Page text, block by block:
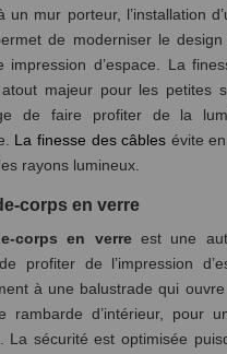
un mur porteur, l’installation
de moderniser le design
impression d’espace. La
majeur pour les petites
de faire profiter de la
La finesse des câbles évite
rayons lumineux.
corps en verre
corps en verreest une
profiter de l’impression
à une balustrade qui
rambarde d’intérieur, pour
La sécurité est optimisée